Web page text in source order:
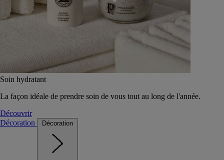
Soin hydratant
La façon idéale de prendre soin de vous tout au long de l'année.
Découvrir
Décoration
Décoration